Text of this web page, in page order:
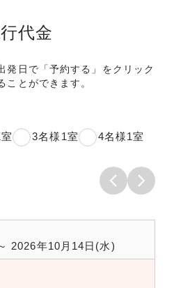
代金
発日で「予約する」をクリック
ことができます。
3名様1室 4名様1室
2026年10月14日(水)